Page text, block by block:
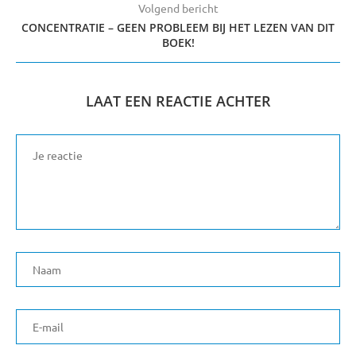
Volgend bericht
CONCENTRATIE – GEEN PROBLEEM BIJ HET LEZEN VAN DIT
BOEK!
LAAT EEN REACTIE ACHTER